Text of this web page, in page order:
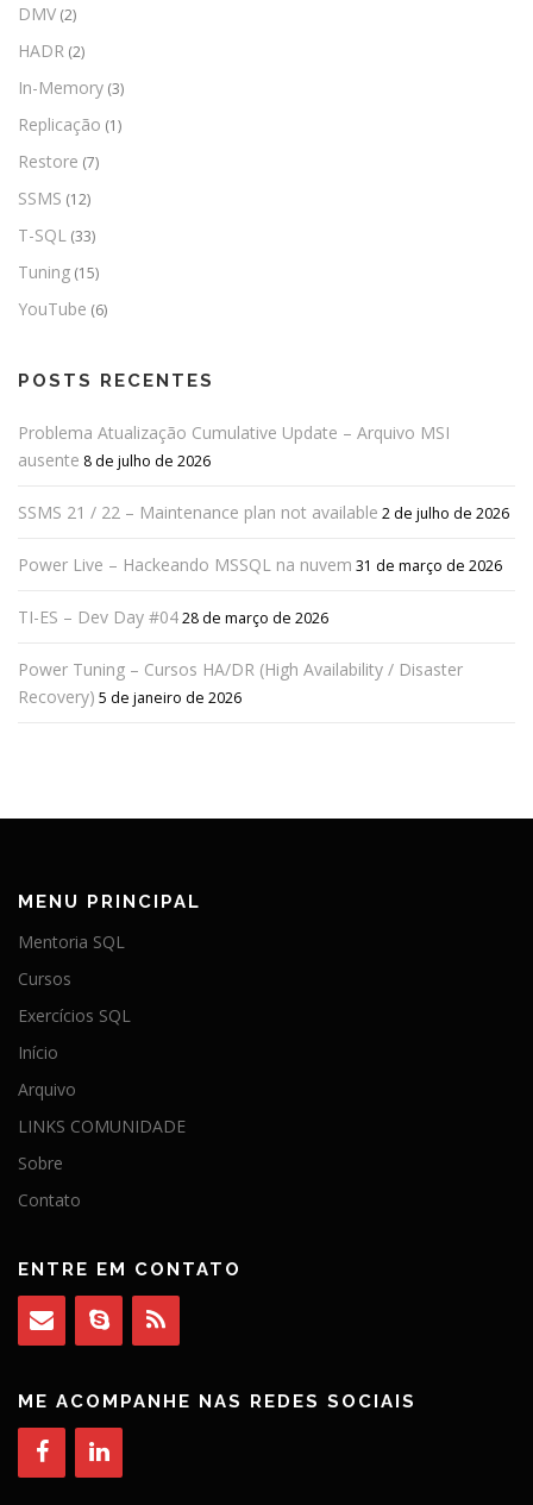
DMV (2)
HADR (2)
In-Memory (3)
Replicação (1)
Restore (7)
SSMS (12)
T-SQL (33)
Tuning (15)
YouTube (6)
POSTS RECENTES
Problema Atualização Cumulative Update – Arquivo MSI
ausente 8 de julho de 2026
SSMS 21 / 22 – Maintenance plan not available 2 de julho de 2026
Power Live – Hackeando MSSQL na nuvem 31 de março de 2026
TI-ES – Dev Day #0428 de março de 2026
Power Tuning – Cursos HA/DR (High Availability / Disaster
Recovery) 5 de janeiro de 2026
MENU PRINCIPAL
Mentoria SQL
Cursos
Exercícios SQL
Início
Arquivo
LINKS COMUNIDADE
Sobre
Contato
ENTRE EM CONTATO
ME ACOMPANHE NAS REDES SOCIAIS